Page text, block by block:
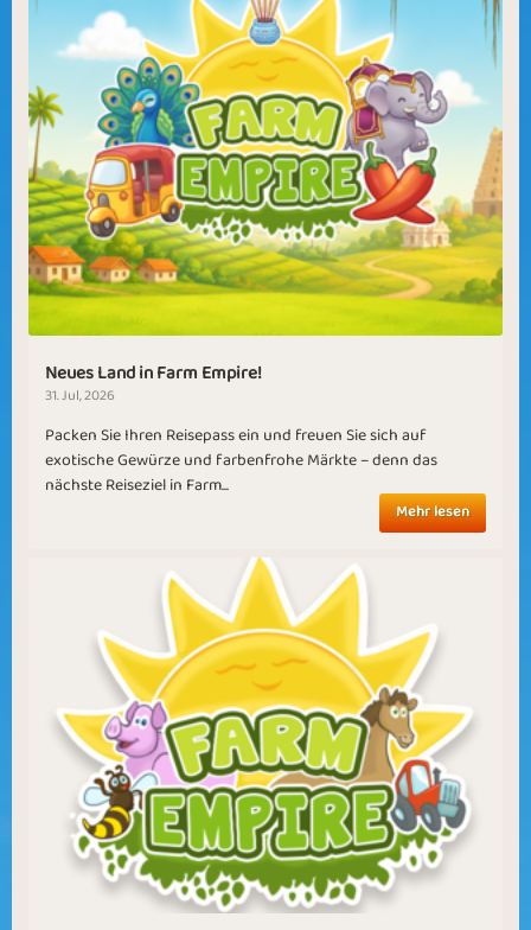
Neues Land in Farm Empire!
31. Jul, 2026
Packen Sie Ihren Reisepass ein und freuen Sie sich auf
exotische Gewürze und farbenfrohe Märkte – denn das
nächste Reiseziel in Farm...
Mehr lesen